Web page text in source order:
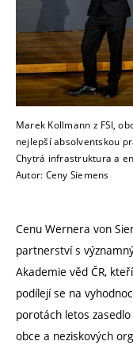
Marek Kollmann z FSI,
nejlepší absolventskou
Chytrá infrastruktura a
Autor: Ceny Siemens
Cenu Wernera von
partnerství s
Akademie věd ČR,
podílejí se na
porotách letos
obce a neziskových